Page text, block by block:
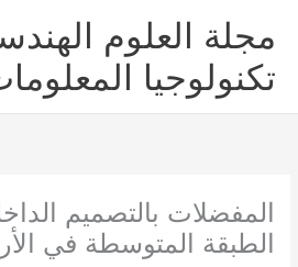
مجلة العلوم
تكنولوجيا
المفضلات بالتصميم
الطبقة المتوسطة في